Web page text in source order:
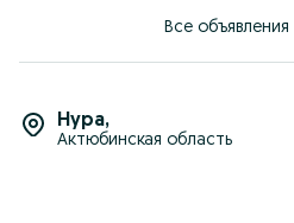
Все объявления
Нура,
Актюбинская область